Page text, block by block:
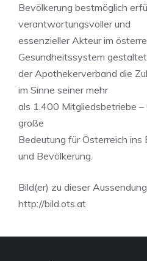
Bevölkerung bestmöglich
verantwortungsvoller und
essenzieller Akteur im
Gesundheitssystem gestaltet
der Apothekerverband die
im Sinne seiner mehr
als 1.400 Mitgliedsbetriebe
große
Bedeutung für Österreich
und Bevölkerung.
Bild(er) zu dieser
http://bild.ots.at